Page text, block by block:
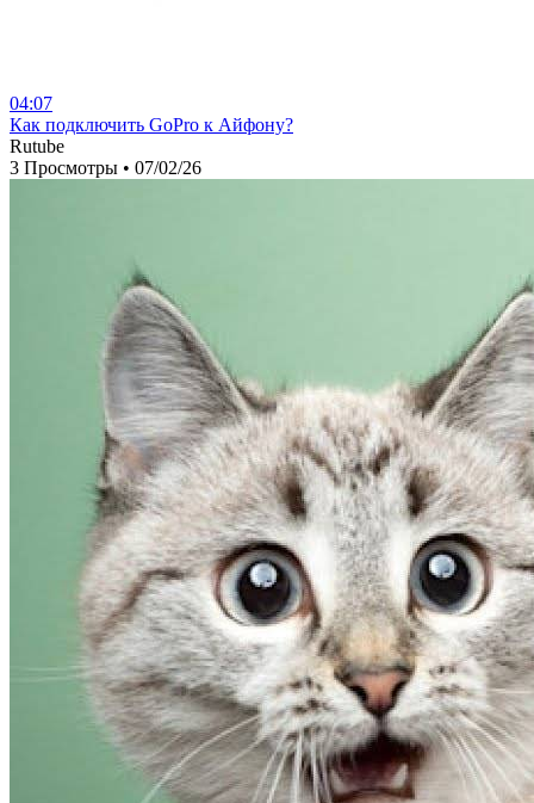
04:07
⁣Как подключить GoPro к Айфону?
Rutube
3 Просмотры • 07/02/26